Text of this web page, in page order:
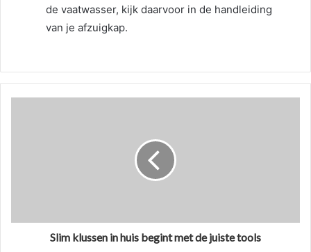
de vaatwasser, kijk daarvoor in de handleiding
van je afzuigkap.
Slim klussen in huis begint met de juiste tools